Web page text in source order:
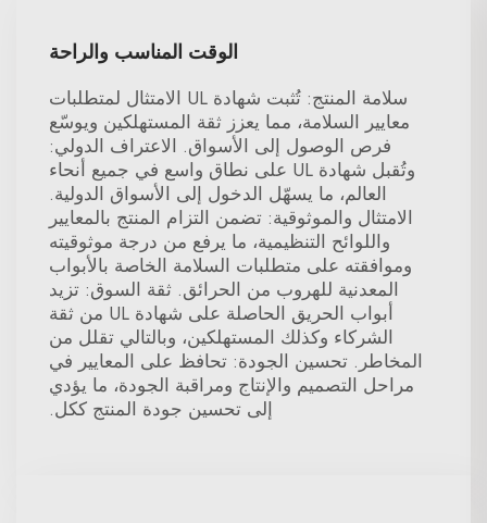
الوقت المناسب والراحة
سلامة المنتج: تُثبت شهادة UL الامتثال لمتطلبات
معايير السلامة، مما يعزز ثقة المستهلكين ويوسّع
فرص الوصول إلى الأسواق. الاعتراف الدولي:
وتُقبل شهادة UL على نطاق واسع في جميع أنحاء
العالم، ما يسهّل الدخول إلى الأسواق الدولية.
الامتثال والموثوقية: تضمن التزام المنتج بالمعايير
واللوائح التنظيمية، ما يرفع من درجة موثوقيته
وموافقته على متطلبات السلامة الخاصة بالأبواب
المعدنية للهروب من الحرائق. ثقة السوق: تزيد
أبواب الحريق الحاصلة على شهادة UL من ثقة
الشركاء وكذلك المستهلكين، وبالتالي تقلل من
المخاطر. تحسين الجودة: تحافظ على المعايير في
مراحل التصميم والإنتاج ومراقبة الجودة، ما يؤدي
إلى تحسين جودة المنتج ككل.